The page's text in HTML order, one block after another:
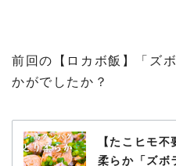
前回の【ロカボ飯】「ズ
かがでしたか？
【たこヒモ
柔らか「ズボ